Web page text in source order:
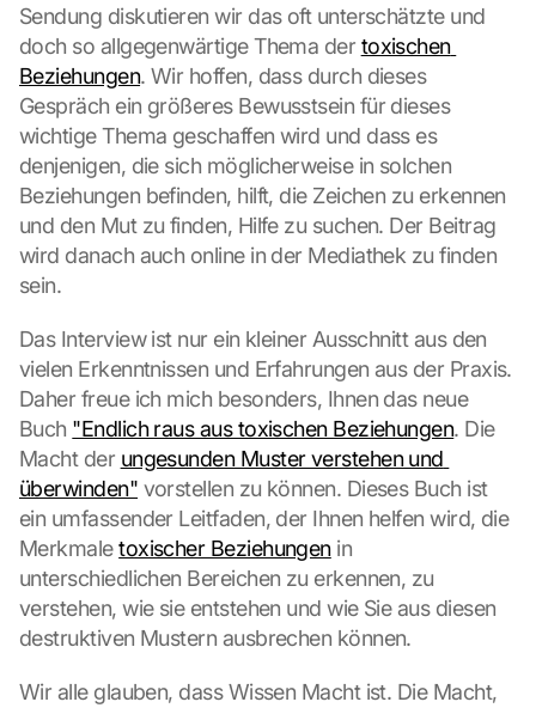
Sendung diskutieren wir das oft unterschätzte und
doch so allgegenwärtige Thema der toxischen
Beziehungen. Wir hoffen, dass durch dieses
Gespräch ein größeres Bewusstsein für dieses
wichtige Thema geschaffen wird und dass es
denjenigen, die sich möglicherweise in solchen
Beziehungen befinden, hilft, die Zeichen zu erkennen
und den Mut zu finden, Hilfe zu suchen. Der Beitrag
wird danach auch online in der Mediathek zu finden
sein.
Das Interview ist nur ein kleiner Ausschnitt aus den
vielen Erkenntnissen und Erfahrungen aus der Praxis.
Daher freue ich mich besonders, Ihnen das neue
Buch "Endlich raus aus toxischen Beziehungen. Die
Macht der ungesunden Muster verstehen und
überwinden" vorstellen zu können. Dieses Buch ist
ein umfassender Leitfaden, der Ihnen helfen wird, die
Merkmale toxischer Beziehungen in
unterschiedlichen Bereichen zu erkennen, zu
verstehen, wie sie entstehen und wie Sie aus diesen
destruktiven Mustern ausbrechen können.
Wir alle glauben, dass Wissen Macht ist. Die Macht,
G
o
o
g
l
ü
b
e
r
g
e
n
u
n
C
o
o
k
i
s